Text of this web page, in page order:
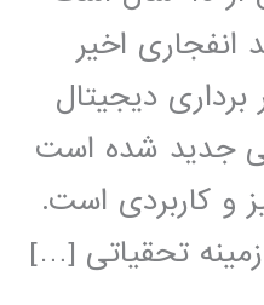
انفجاری اخیر
دیجیتال
جدید شده است
و کاربردی است.
تحقیاتی […]